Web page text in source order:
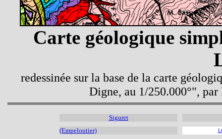
Carte géologique
redessinée sur la base de la carte
Digne, au 1/250.000°",
Siguret
(Empeloutier)